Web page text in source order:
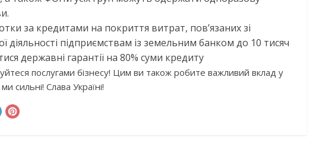
за кредитами на покриття витрат, пов’язаних зі
діяльності підприємствам із земельним банком до 10 тисяч
державні гарантії на 80% суми кредиту
послугами бізнесу! Цим ви також робите важливий вклад у
сильні! Слава Україні!